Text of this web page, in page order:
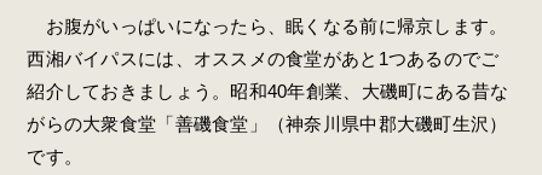
お腹がいっぱいになったら、眠くなる前に帰京します。
西湘バイパスには、オススメの食堂があと1つあるのでご
紹介しておきましょう。 昭和40年創業、大磯町にある昔な
がらの大衆食堂 「善磯食堂」（神奈川県中郡大磯町生沢 ）
です。